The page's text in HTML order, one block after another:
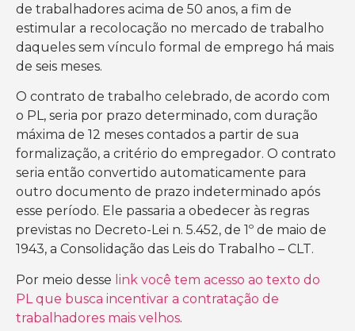
de trabalhadores acima de 50 anos, a fim de
estimular a recolocação no mercado de trabalho
daqueles sem vínculo formal de emprego há mais
de seis meses.
O contrato de trabalho celebrado, de acordo com
o PL, seria por prazo determinado, com duração
máxima de 12 meses contados a partir de sua
formalização, a critério do empregador. O contrato
seria então convertido automaticamente para
outro documento de prazo indeterminado após
esse período. Ele passaria a obedecer às regras
previstas no Decreto-Lei n. 5.452, de 1º de maio de
1943, a Consolidação das Leis do Trabalho – CLT.
Por meio desse link você tem acesso ao texto do
PL que busca incentivar a contratação de
trabalhadores mais velhos.